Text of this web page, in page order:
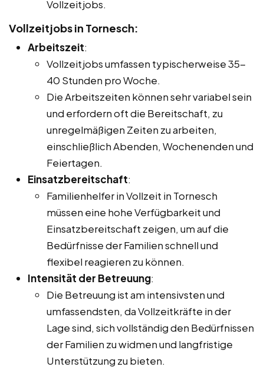
Vollzeitjobs.
Vollzeitjobs in Tornesch:
Arbeitszeit:
Vollzeitjobs umfassen typischerweise 35-
40 Stunden pro Woche.
Die Arbeitszeiten können sehr variabel sein
und erfordern oft die Bereitschaft, zu
unregelmäßigen Zeiten zu arbeiten,
einschließlich Abenden, Wochenenden und
Feiertagen.
Einsatzbereitschaft:
Familienhelfer in Vollzeit in Tornesch
müssen eine hohe Verfügbarkeit und
Einsatzbereitschaft zeigen, um auf die
Bedürfnisse der Familien schnell und
flexibel reagieren zu können.
Intensität der Betreuung:
Die Betreuung ist am intensivsten und
umfassendsten, da Vollzeitkräfte in der
Lage sind, sich vollständig den Bedürfnissen
der Familien zu widmen und langfristige
Unterstützung zu bieten.